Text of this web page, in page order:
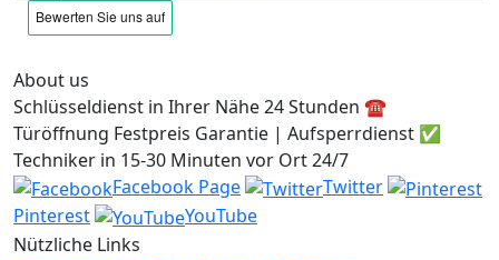
About us
Schlüsseldienst in Ihrer Nähe 24 Stunden ☎️
Türöffnung Festpreis Garantie | Aufsperrdienst ✅
Techniker in 15-30 Minuten vor Ort 24/7
Facebook Page
Twitter
Pinterest
YouTube
Nützliche Links